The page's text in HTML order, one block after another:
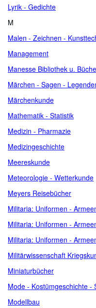
Lyrik - Gedichte
M
Malen - Zeichnen -
Management
Manesse Bibliothek u.
Märchen - Sagen -
Märchenkunde
Mathematik - Statistik
Medizin - Pharmazie
Medizingeschichte
Meereskunde
Meteorologie - Wetterkunde
Meyers Reisebücher
Militaria: Uniformen -
Militaria: Uniformen -
Militaria: Uniformen -
Militärwissenschaft
Miniaturbücher
Mode - Kostümgeschichte -
Modellbau